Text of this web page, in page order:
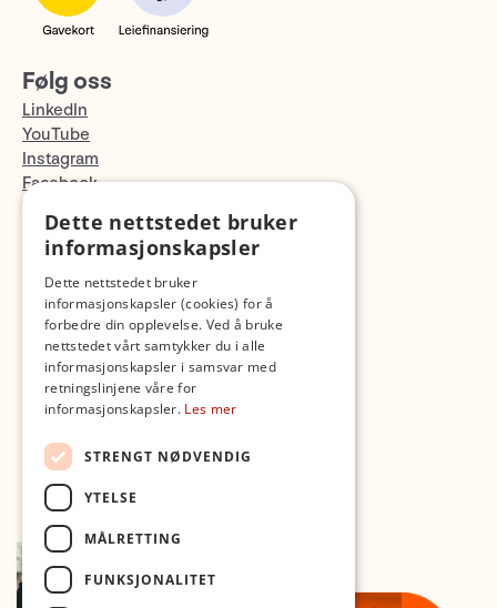
Følg oss
LinkedIn
YouTube
Instagram
Facebook
TikTok
Fotopodden
Med forbehold om skrive- og lagerfeil
Dette nettstedet bruker
informasjonskapsler
Dette nettstedet bruker
informasjonskapsler (cookies) for å
forbedre din opplevelse. Ved å bruke
nettstedet vårt samtykker du i alle
informasjonskapsler i samsvar med
retningslinjene våre for
informasjonskapsler. Les mer
STRENGT NØDVENDIG
YTELSE
MÅLRETTING
FUNKSJONALITET